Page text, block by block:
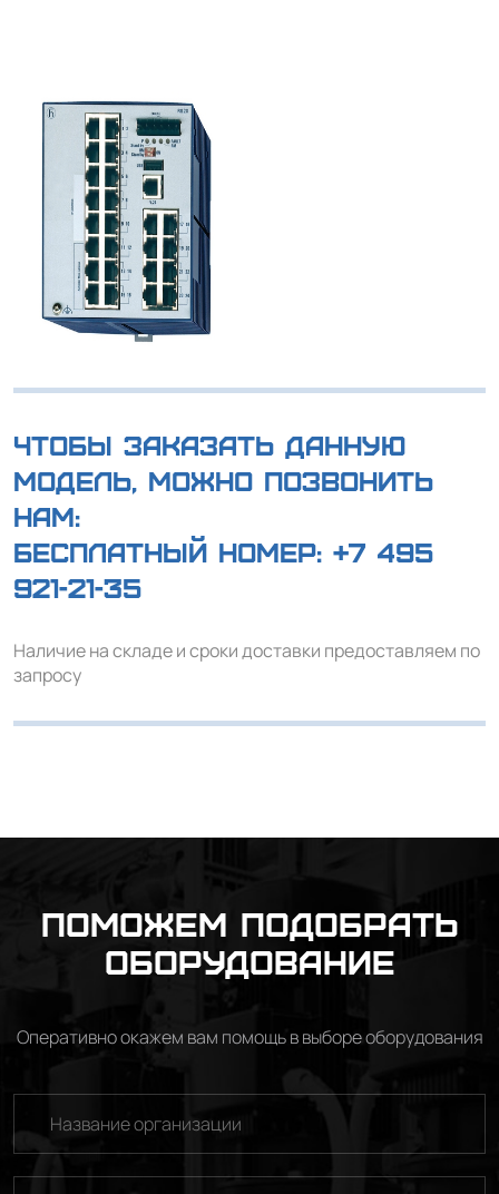
Чтобы заказать данную
модель, можно позвонить
нам:
Бесплатный номер: +7 495
921-21-35
Наличие на складе и сроки доставки предоставляем по
запросу
Поможем подобрать
оборудование
Оперативно окажем вам помощь в выборе оборудования